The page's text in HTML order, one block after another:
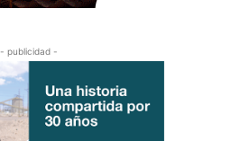
- publicidad -